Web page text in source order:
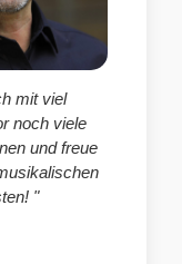
mit viel
noch viele
und freue
"